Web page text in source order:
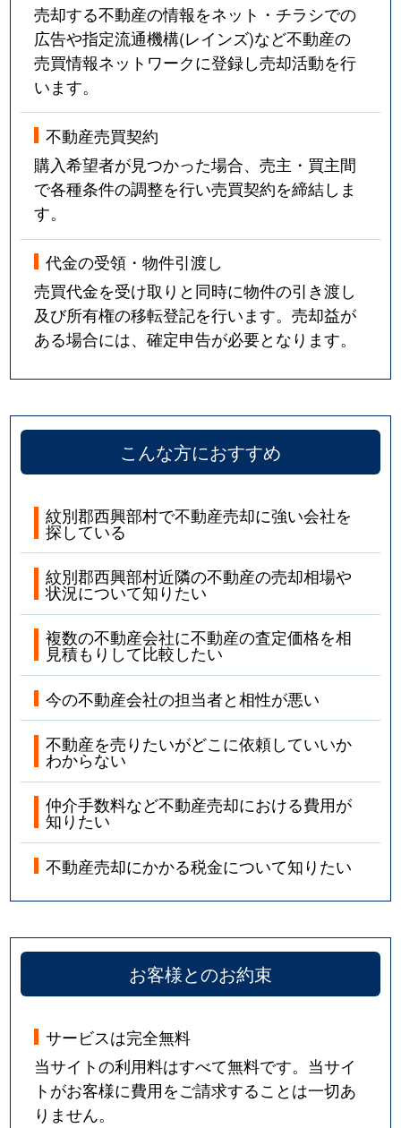
売却する不動産の情報をネット・チラシでの
広告や指定流通機構(レインズ)など不動産の
売買情報ネットワークに登録し売却活動を行
います。
不動産売買契約
購入希望者が見つかった場合、売主・買主間
で各種条件の調整を行い売買契約を締結しま
す。
代金の受領・物件引渡し
売買代金を受け取りと同時に物件の引き渡し
及び所有権の移転登記を行います。売却益が
ある場合には、確定申告が必要となります。
こんな方におすすめ
紋別郡西興部村で不動産売却に強い会社を
探している
紋別郡西興部村近隣の不動産の売却相場や
状況について知りたい
複数の不動産会社に不動産の査定価格を相
見積もりして比較したい
今の不動産会社の担当者と相性が悪い
不動産を売りたいがどこに依頼していいか
わからない
仲介手数料など不動産売却における費用が
知りたい
不動産売却にかかる税金について知りたい
お客様とのお約束
サービスは完全無料
当サイトの利用料はすべて無料です。当サイ
トがお客様に費用をご請求することは一切あ
りません。